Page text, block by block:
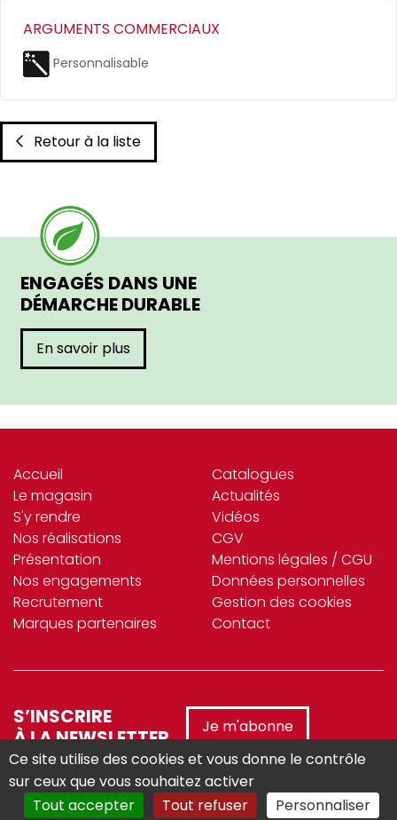
ARGUMENTS COMMERCIAUX
Personnalisable
Retour à la liste
ENGAGÉS DANS UNE
DÉMARCHE DURABLE
En savoir plus
Accueil
Le magasin
S'y rendre
Nos réalisations
Présentation
Nos engagements
Recrutement
Marques partenaires
Catalogues
Actualités
Vidéos
CGV
Mentions légales / CGU
Données personnelles
Gestion des cookies
Contact
S’INSCRIRE
À LA NEWSLETTER
Je m'abonne
Ce site utilise des cookies et vous donne le contrôle
sur ceux que vous souhaitez activer
Tout accepter
Tout refuser Personnaliser